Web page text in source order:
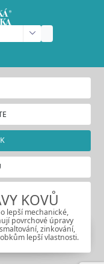
KOVŮ
lepší mechanické,
povrchové úpravy
zinkování,
lepší vlastnosti.